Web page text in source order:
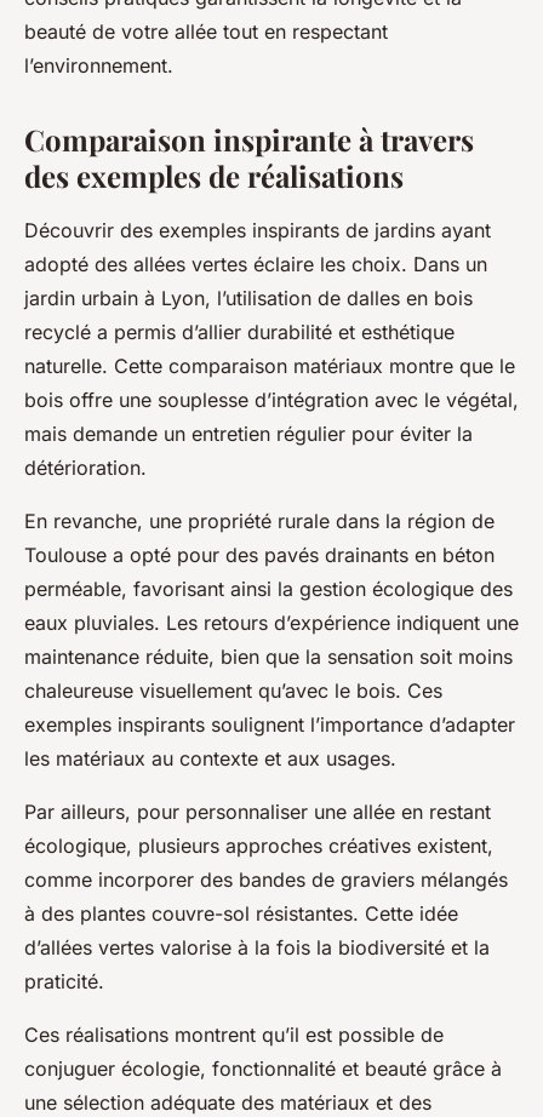
beauté de votre allée tout en respectant
l’environnement.
Comparaison inspirante à travers
des exemples de réalisations
Découvrir des exemples inspirants de jardins ayant
adopté des allées vertes éclaire les choix. Dans un
jardin urbain à Lyon, l’utilisation de dalles en bois
recyclé a permis d’allier durabilité et esthétique
naturelle. Cette comparaison matériaux montre que le
bois offre une souplesse d’intégration avec le végétal,
mais demande un entretien régulier pour éviter la
détérioration.
En revanche, une propriété rurale dans la région de
Toulouse a opté pour des pavés drainants en béton
perméable, favorisant ainsi la gestion écologique des
eaux pluviales. Les retours d’expérience indiquent une
maintenance réduite, bien que la sensation soit moins
chaleureuse visuellement qu’avec le bois. Ces
exemples inspirants soulignent l’importance d’adapter
les matériaux au contexte et aux usages.
Par ailleurs, pour personnaliser une allée en restant
écologique, plusieurs approches créatives existent,
comme incorporer des bandes de graviers mélangés
à des plantes couvre-sol résistantes. Cette idée
d’allées vertes valorise à la fois la biodiversité et la
praticité.
Ces réalisations montrent qu’il est possible de
conjuguer écologie, fonctionnalité et beauté grâce à
une sélection adéquate des matériaux et des